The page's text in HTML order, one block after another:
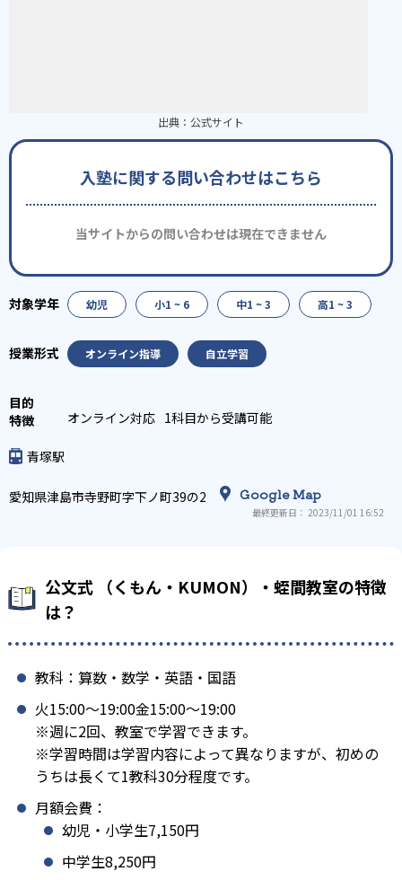
出典： 公式サイト
入塾に関する問い合わせはこちら
当サイトからの問い合わせは現在できません
幼児 小1 ~ 6 中1 ~ 3 高1 ~ 3
オンライン指導 自立学習
オンライン対応 1科目から受講可能
青塚駅
愛知県津島市寺野町字下ノ町39の2 Google Map
最終更新日： 2023/11/01 16:52
公文式 （くもん・KUMON）・蛭間教室の特徴
は？
教科：算数・数学・英語・国語
火15:00〜19:00金15:00〜19:00
※週に2回、教室で学習できます。
※学習時間は学習内容によって異なりますが、初めの
うちは長くて1教科30分程度です。
月額会費：
幼児・小学生7,150円
中学生8,250円